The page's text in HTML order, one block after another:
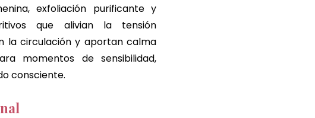
exfoliación purificante y
que alivian la tensión
la circulación y aportan calma
momentos de sensibilidad,
consciente.